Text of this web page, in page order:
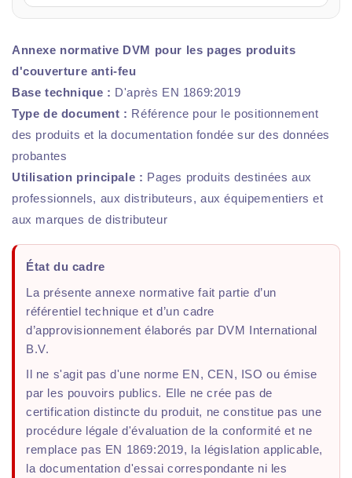
Annexe normative DVM pour les pages produits
d'couverture anti-feu
Base technique : D'après EN 1869:2019
Type de document : Référence pour le positionnement
des produits et la documentation fondée sur des données
probantes
Utilisation principale : Pages produits destinées aux
professionnels, aux distributeurs, aux équipementiers et
aux marques de distributeur
État du cadre
La présente annexe normative fait partie d’un
référentiel technique et d’un cadre
d’approvisionnement élaborés par DVM International
B.V.
Il ne s'agit pas d'une norme EN, CEN, ISO ou émise
par les pouvoirs publics. Elle ne crée pas de
certification distincte du produit, ne constitue pas une
procédure légale d'évaluation de la conformité et ne
remplace pas EN 1869:2019, la législation applicable,
la documentation d'essai correspondante ni les